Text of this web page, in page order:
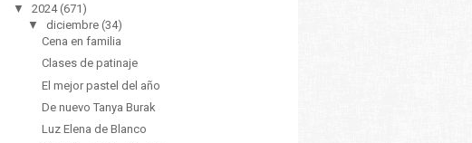
▼
2024 (671)
▼
diciembre (34)
Cena en familia
Clases de patinaje
El mejor pastel del año
De nuevo Tanya Burak
Luz Elena de Blanco